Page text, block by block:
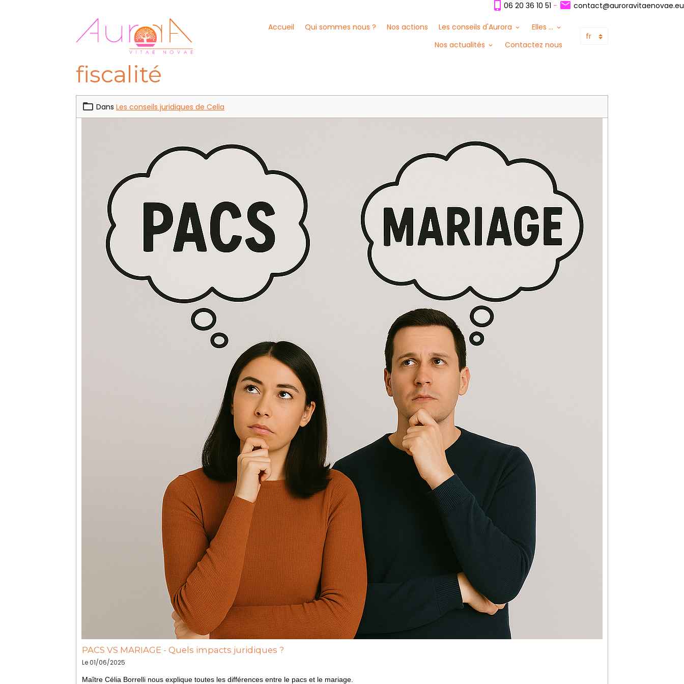
06 20 36 10 51 - contact@auroravitaenovae.eu
Accueil Qui sommes nous ? Nos actions Les conseils d'Aurora
Elles ...
Nos actualités
Contactez nous
fiscalité
Dans Les conseils juridiques de Celia
PACS VS MARIAGE - Quels impacts juridiques ?
Le 01/06/2025
Maître Célia Borrelli nous explique toutes les différences entre le pacs et le mariage.